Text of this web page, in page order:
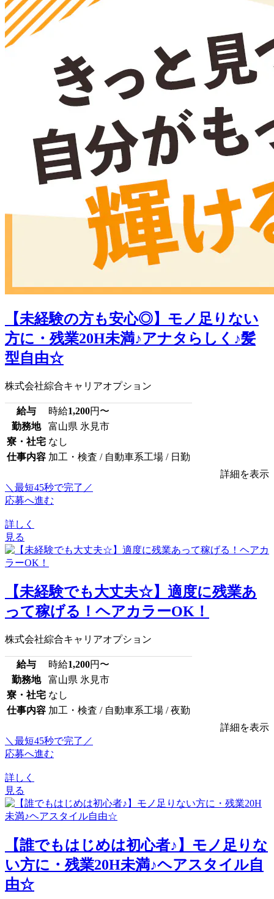
【未経験の方も安心◎】モノ足りない
方に・残業20H未満♪アナタらしく♪髪
型自由☆
株式会社綜合キャリアオプション
給与 時給1,200円〜
勤務地
富山県 氷見市
寮・社宅 なし
仕事内容 加工・検査 / 自動車系工場 / 日勤
詳細を表示
＼最短45秒で完了／
応募へ進む
詳しく
見る
【未経験でも大丈夫☆】適度に残業あ
って稼げる！ヘアカラーOK！
株式会社綜合キャリアオプション
給与 時給1,200円〜
勤務地
富山県 氷見市
寮・社宅 なし
仕事内容 加工・検査 / 自動車系工場 / 夜勤
詳細を表示
＼最短45秒で完了／
応募へ進む
詳しく
見る
【誰でもはじめは初心者♪】モノ足りな
い方に・残業20H未満♪ヘアスタイル自
由☆